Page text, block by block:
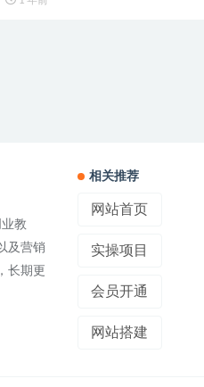
教
及营销
长期更
相关推荐
网站首页
实操项目
会员开通
网站搭建